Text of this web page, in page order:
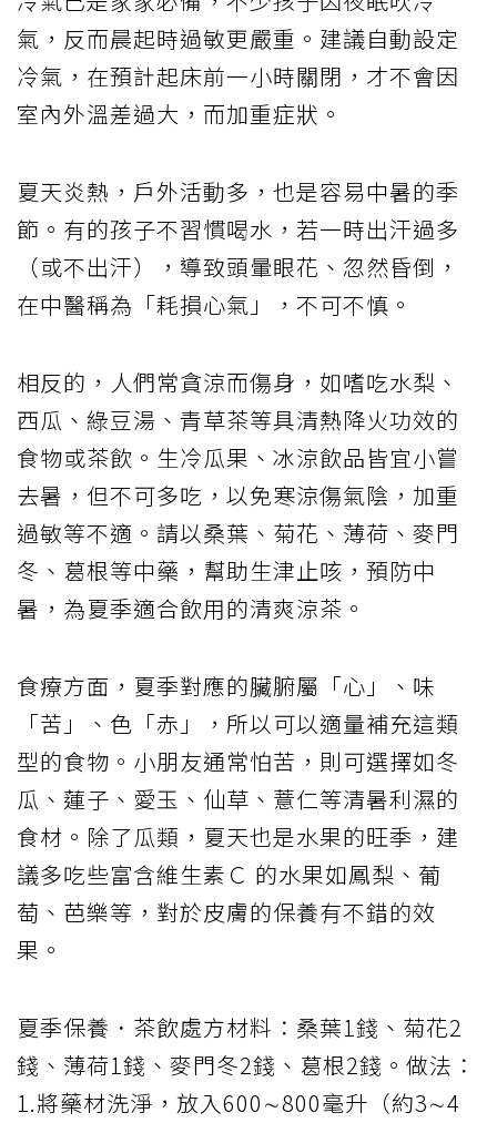
氣，反而晨起時過敏更嚴重。建議自動設定
冷氣，在預計起床前一小時關閉，才不會因
室內外溫差過大，而加重症狀。
夏天炎熱，戶外活動多，也是容易中暑的季
節。有的孩子不習慣喝水，若一時出汗過多
（或不出汗），導致頭暈眼花、忽然昏倒，
在中醫稱為「耗損心氣」，不可不慎。
相反的，人們常貪涼而傷身，如嗜吃水梨、
西瓜、綠豆湯、青草茶等具清熱降火功效的
食物或茶飲。生冷瓜果、冰涼飲品皆宜小嘗
去暑，但不可多吃，以免寒涼傷氣陰，加重
過敏等不適。請以桑葉、菊花、薄荷、麥門
冬、葛根等中藥，幫助生津止咳，預防中
暑，為夏季適合飲用的清爽涼茶。
食療方面，夏季對應的臟腑屬「心」、味
「苦」、色「赤」，所以可以適量補充這類
型的食物。小朋友通常怕苦，則可選擇如冬
瓜、蓮子、愛玉、仙草、薏仁等清暑利濕的
食材。除了瓜類，夏天也是水果的旺季，建
議多吃些富含維生素Ｃ 的水果如鳳梨、葡
萄、芭樂等，對於皮膚的保養有不錯的效
果。
夏季保養．茶飲處方材料：桑葉1錢、菊花2
錢、薄荷1錢、麥門冬2錢、葛根2錢。做法：
1.將藥材洗淨，放入600∼800毫升（約3∼4